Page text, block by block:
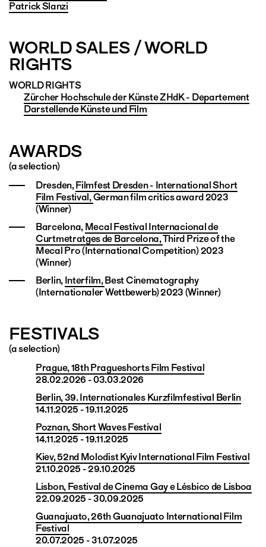
Patrick Slanzi
WORLD SALES / WORLD
RIGHTS
WORLD RIGHTS
Zürcher Hochschule der Künste ZHdK - Departement
Darstellende Künste und Film
AWARDS
(a selection)
Dresden,Filmfest Dresden - International Short
Film Festival,German film critics award 2023
(Winner)
Barcelona, Mecal Festival Internacional de
Curtmetratges de Barcelona,Third Prize of the
Mecal Pro (International Competition) 2023
(Winner)
Berlin, Interfilm,Best Cinematography
(Internationaler Wettbewerb) 2023 (Winner)
FESTIVALS
(a selection)
Prague, 18th Pragueshorts Film Festival
28.02.2026 - 03.03.2026
Berlin, 39. Internationales Kurzfilmfestival Berlin
14.11.2025 - 19.11.2025
Poznan, Short Waves Festival
14.11.2025 - 19.11.2025
Kiev, 52nd Molodist Kyiv International Film Festival
21.10.2025 - 29.10.2025
Lisbon, Festival de Cinema Gay e Lésbico de Lisboa
22.09.2025 - 30.09.2025
Guanajuato, 26th Guanajuato International Film
Festival
20.07.2025 - 31.07.2025